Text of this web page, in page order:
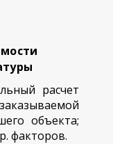
расчет
объекта;
факторов.